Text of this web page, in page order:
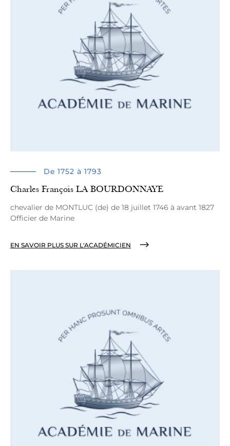
De 1752 à 1793
Charles François LA BOURDONNAYE
chevalier de MONTLUC (de) de 18 juillet 1746 à avant 1827
Officier de Marine
EN SAVOIR PLUS SUR L'ACADÉMICIEN